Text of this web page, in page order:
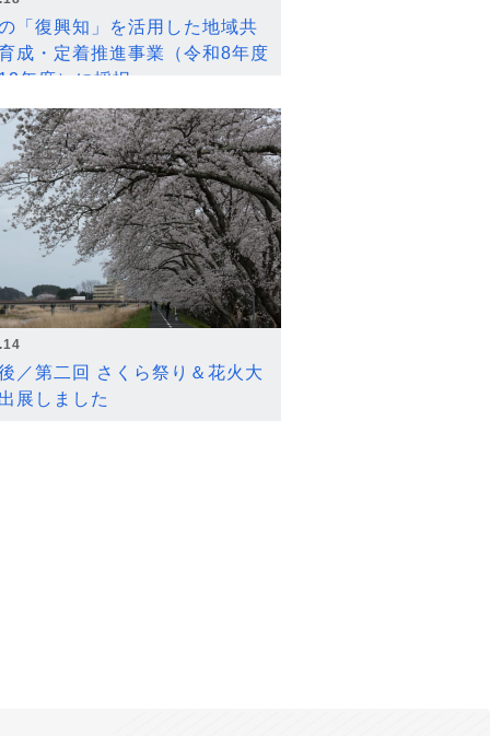
「復興知」を活用した地域共
成・定着推進事業（令和8年度
年度）に採択
／第二回 さくら祭り＆花火大
展しました